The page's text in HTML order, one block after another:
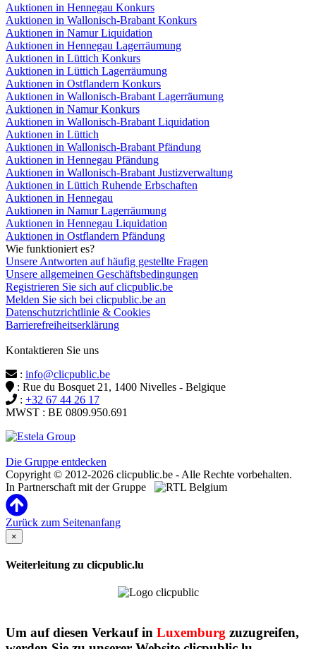
Auktionen in Hennegau Konkurs
Auktionen in Wallonisch-Brabant Konkurs
Auktionen in Namur Liquidation
Auktionen in Hennegau Lagerräumung
Auktionen in Lüttich Konkurs
Auktionen in Lüttich Lagerräumung
Auktionen in Ostflandern Konkurs
Auktionen in Wallonisch-Brabant Lagerräumung
Auktionen in Namur Konkurs
Auktionen in Wallonisch-Brabant Liquidation
Auktionen in Lüttich
Auktionen in Wallonisch-Brabant Pfändung
Auktionen in Hennegau Pfändung
Auktionen in Wallonisch-Brabant Justizverwaltung
Auktionen in Lüttich Ruhende Erbschaften
Auktionen in Hennegau
Auktionen in Namur Lagerräumung
Auktionen in Hennegau Liquidation
Auktionen in Ostflandern Pfändung
Wie funktioniert es?
Unsere Antworten auf häufig gestellte Fragen
Unsere allgemeinen Geschäftsbedingungen
Registrieren Sie sich auf clicpublic.be
Melden Sie sich bei clicpublic.be an
Datenschutzrichtlinie & Cookies
Barrierefreiheitserklärung
Kontaktieren Sie uns
: info@clicpublic.be
: Rue du Bosquet 21, 1400 Nivelles - Belgique
: +32 67 44 26 17
MWST : BE 0809.950.691
Die Gruppe entdecken
Copyright © 2012-2026 clicpublic.be - Alle Rechte vorbehalten.
In Partnerschaft mit der Gruppe
Zurück zum Seitenanfang
×
Weiterleitung zu clicpublic.lu
Um auf diesen Verkauf in Luxemburg zuzugreifen,